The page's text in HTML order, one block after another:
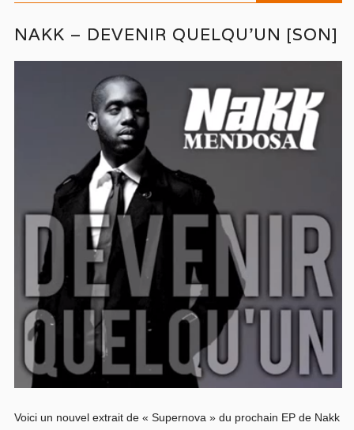
NAKK – DEVENIR QUELQU’UN [SON]
Voici un nouvel extrait de « Supernova » du prochain EP de Nakk